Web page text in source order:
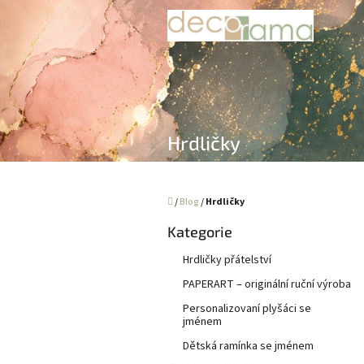
Hrdličky
Domů
/Blog/Hrdličky
Přeskočit
Kategorie
Hrdličky přátelství
PAPERART – originální ruční výroba
Personalizovaní plyšáci se
jménem
Dětská ramínka se jménem